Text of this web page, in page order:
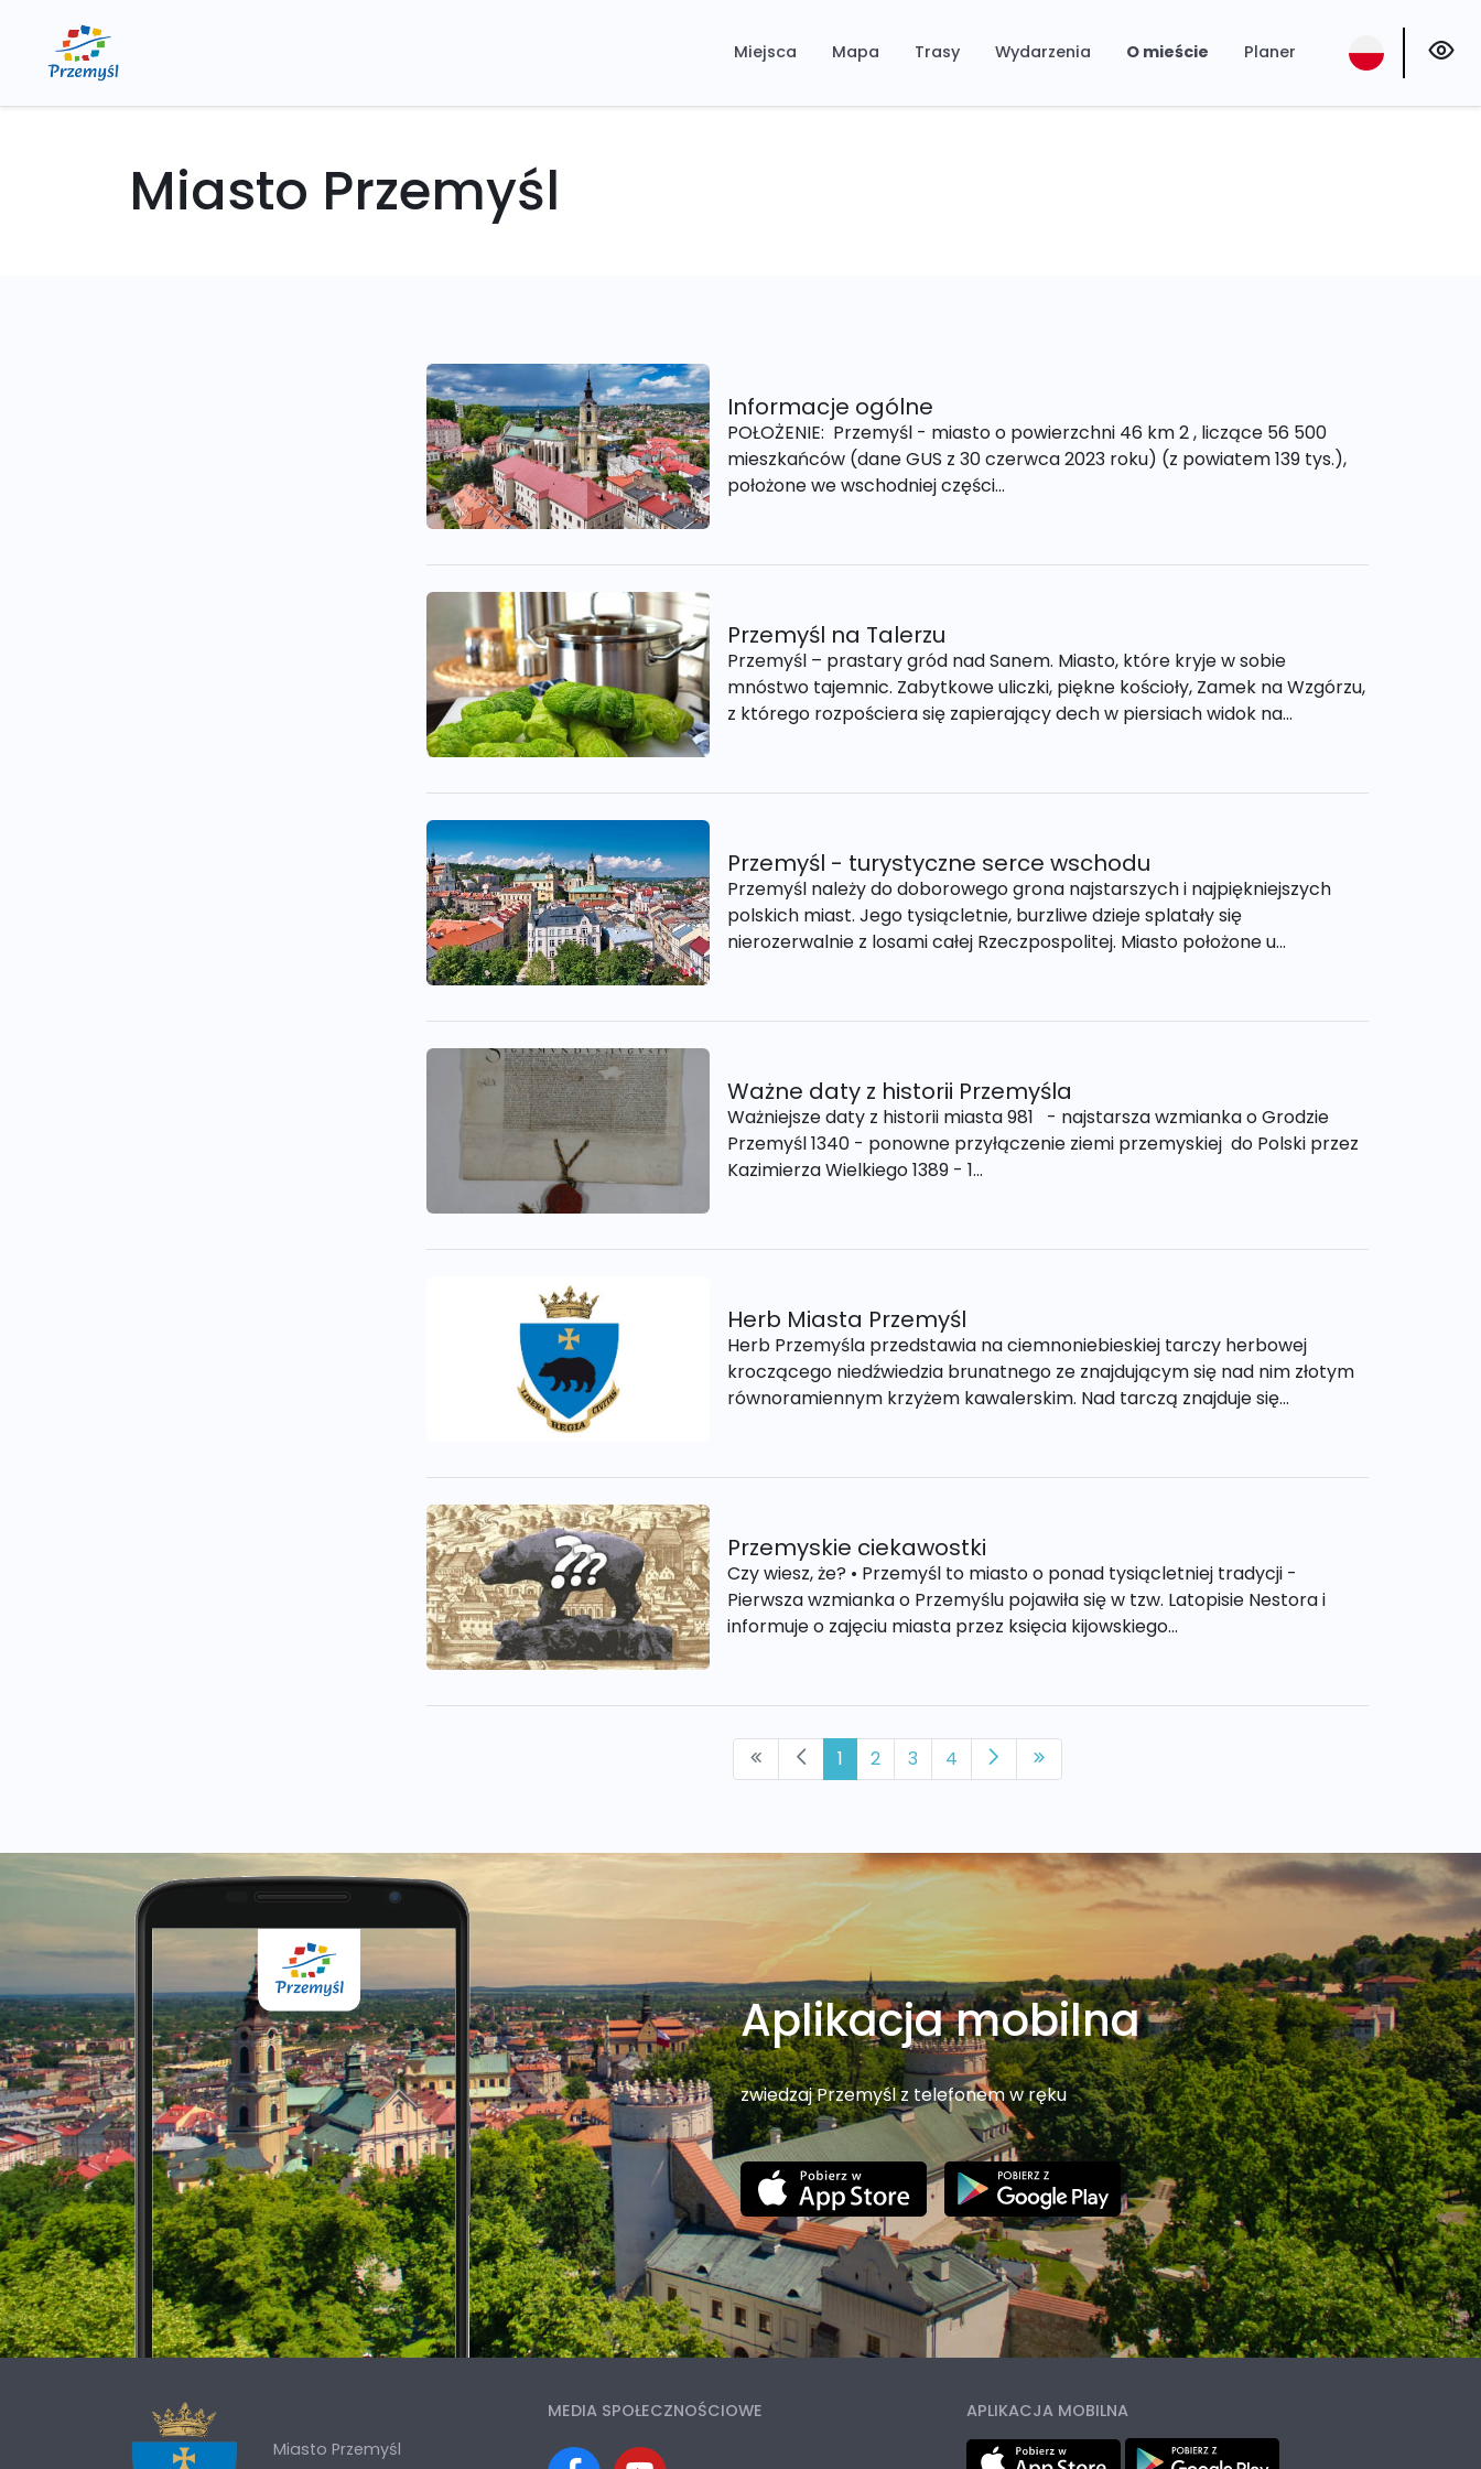
Miejsca Mapa Trasy Wydarzenia O mieście Planer
Miasto Przemyśl
Informacje ogólne
POŁOŻENIE: Przemyśl - miasto o powierzchni 46 km 2 , liczące 56 500
mieszkańców (dane GUS z 30 czerwca 2023 roku) (z powiatem 139 tys.),
położone we wschodniej części...
Przemyśl na Talerzu
Przemyśl – prastary gród nad Sanem. Miasto, które kryje w sobie
mnóstwo tajemnic. Zabytkowe uliczki, piękne kościoły, Zamek na Wzgórzu,
z którego rozpościera się zapierający dech w piersiach widok na...
Przemyśl - turystyczne serce wschodu
Przemyśl należy do doborowego grona najstarszych i najpiękniejszych
polskich miast. Jego tysiącletnie, burzliwe dzieje splatały się
nierozerwalnie z losami całej Rzeczpospolitej. Miasto położone u...
Ważne daty z historii Przemyśla
Ważniejsze daty z historii miasta 981 - najstarsza wzmianka o Grodzie
Przemyśl 1340 - ponowne przyłączenie ziemi przemyskiej do Polski przez
Kazimierza Wielkiego 1389 - 1...
Herb Miasta Przemyśl
Herb Przemyśla przedstawia na ciemnoniebieskiej tarczy herbowej
kroczącego niedźwiedzia brunatnego ze znajdującym się nad nim złotym
równoramiennym krzyżem kawalerskim. Nad tarczą znajduje się...
Przemyskie ciekawostki
Czy wiesz, że? • Przemyśl to miasto o ponad tysiącletniej tradycji -
Pierwsza wzmianka o Przemyślu pojawiła się w tzw. Latopisie Nestora i
informuje o zajęciu miasta przez księcia kijowskiego...
1 2 3 4
Aplikacja mobilna
zwiedzaj Przemyśl z telefonem w ręku
Miasto Przemyśl
MEDIA SPOŁECZNOŚCIOWE APLIKACJA MOBILNA